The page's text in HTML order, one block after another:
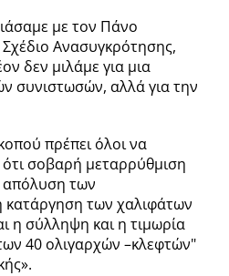
με τον Πάνο
Ανασυγκρότησης,
δεν μιλάμε για μια
συνιστωσών, αλλά για την
πρέπει όλοι να
σοβαρή μεταρρύθμιση
απόλυση των
κατάργηση των χαλιφάτων
η σύλληψη και η τιμωρία
40 ολιγαρχών –κλεφτών"